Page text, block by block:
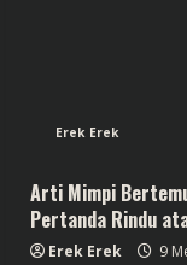
Erek Erek
Arti Mimpi
Pertanda Rindu
Erek Erek 9